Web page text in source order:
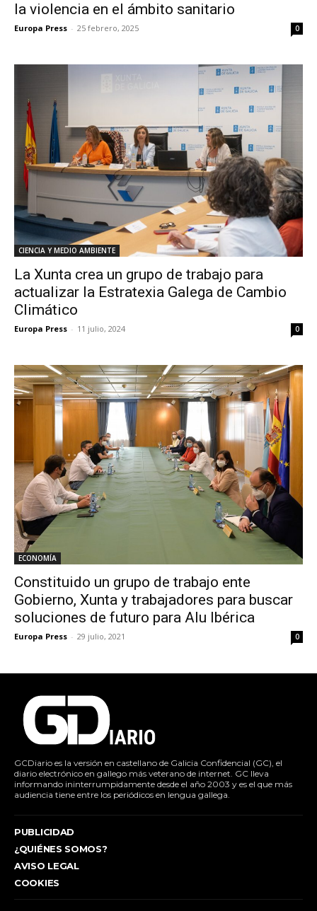
la violencia en el ámbito sanitario
Europa Press - 25 febrero, 2025 0
CIENCIA Y MEDIO AMBIENTE
La Xunta crea un grupo de trabajo para
actualizar la Estratexia Galega de Cambio
Climático
Europa Press - 11 julio, 2024 0
ECONOMÍA
Constituido un grupo de trabajo ente
Gobierno, Xunta y trabajadores para buscar
soluciones de futuro para Alu Ibérica
Europa Press - 29 julio, 2021 0
GCDiario es la versión en castellano de Galicia Confidencial (GC), el
diario electrónico en gallego más veterano de internet. GC lleva
informando ininterrumpidamente desde el año 2003 y es el que más
audiencia tiene entre los periódicos en lengua gallega.
PUBLICIDAD
¿QUIÉNES SOMOS?
AVISO LEGAL
COOKIES